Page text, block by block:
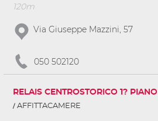
120m
Via Giuseppe Mazzini, 57
050 502120
RELAIS CENTROSTORICO 1? PIANO
AFFITTACAMERE